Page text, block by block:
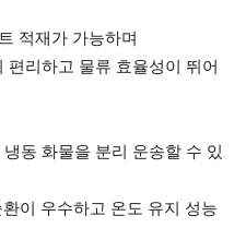
적재가 가능하며
리하고 물류 효율성이 뛰어
동 화물을 분리 운송할 수 있
이 우수하고 온도 유지 성능